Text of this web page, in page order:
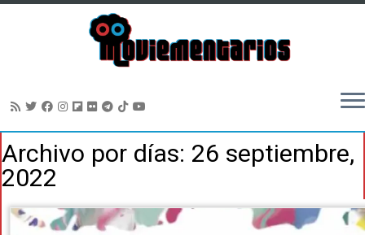
al
contenido
Archivo por días: 26 septiembre,
2022